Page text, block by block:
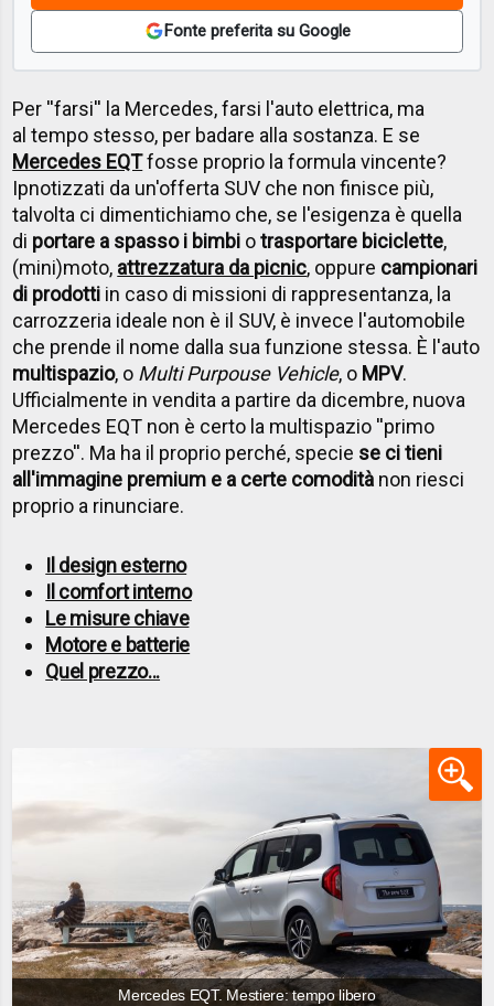
Fonte preferita su Google
Per ''farsi'' la Mercedes, farsi l'auto elettrica, ma
al tempo stesso, per badare alla sostanza. E se
Mercedes EQTfosse proprio la formula vincente?
Ipnotizzati da un'offerta SUV che non finisce più,
talvolta ci dimentichiamo che, se l'esigenza è quella
di portare a spasso i bimbi otrasportare biciclette,
(mini)moto, attrezzatura da picnic, oppure campionari
di prodotti in caso di missioni di rappresentanza, la
carrozzeria ideale non è il SUV, è invece l'automobile
che prende il nome dalla sua funzione stessa. È l'auto
multispazio, o Multi Purpouse Vehicle, o MPV.
Ufficialmente in vendita a partire da dicembre, nuova
Mercedes EQT non è certo la multispazio ''primo
prezzo''. Ma ha il proprio perché, specie se ci tieni
all'immagine premium e a certe comodità non riesci
proprio a rinunciare.
Il design esterno
Il comfort interno
Le misure chiave
Motore e batterie
Quel prezzo...
Mercedes EQT. Mestiere: tempo libero